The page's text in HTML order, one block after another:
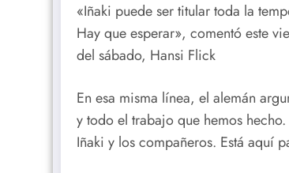
«Iñaki puede ser titular toda la
Hay que esperar», comentó este
del sábado, Hansi Flick
En esa misma línea, el alemán
y todo el trabajo que hemos
Iñaki y los compañeros. Está aquí